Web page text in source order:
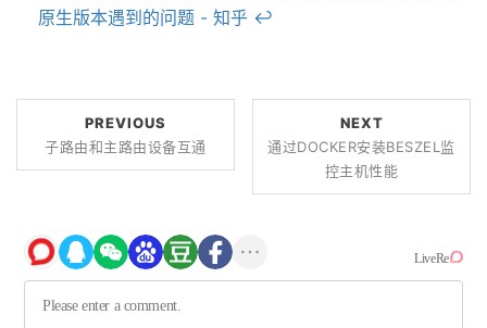
原生版本遇到的问题 - 知乎 ↩
PREVIOUS
子路由和主路由设备互通
NEXT
通过DOCKER安装BESZEL监
控主机性能